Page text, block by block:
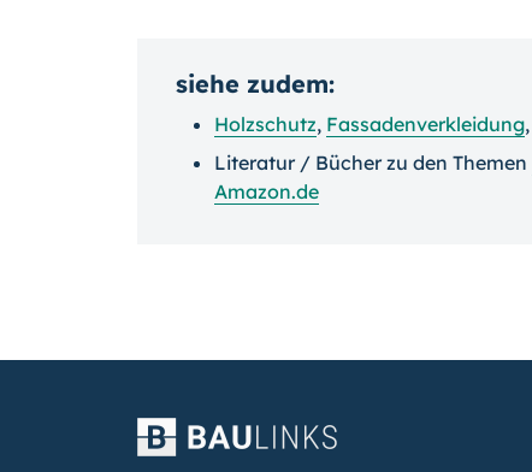
siehe zudem:
Holzschutz, Fassadenverkleidung,
Literatur / Bücher zu den Themen
Amazon.de